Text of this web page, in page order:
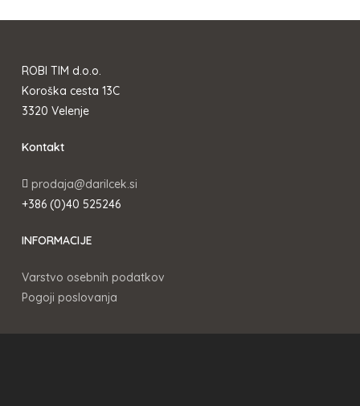
ROBI TIM d.o.o.
Koroška cesta 13C
3320 Velenje
Kontakt
prodaja@darilcek.si
+386 (0)40 525246
INFORMACIJE
Varstvo osebnih podatkov
Pogoji poslovanja